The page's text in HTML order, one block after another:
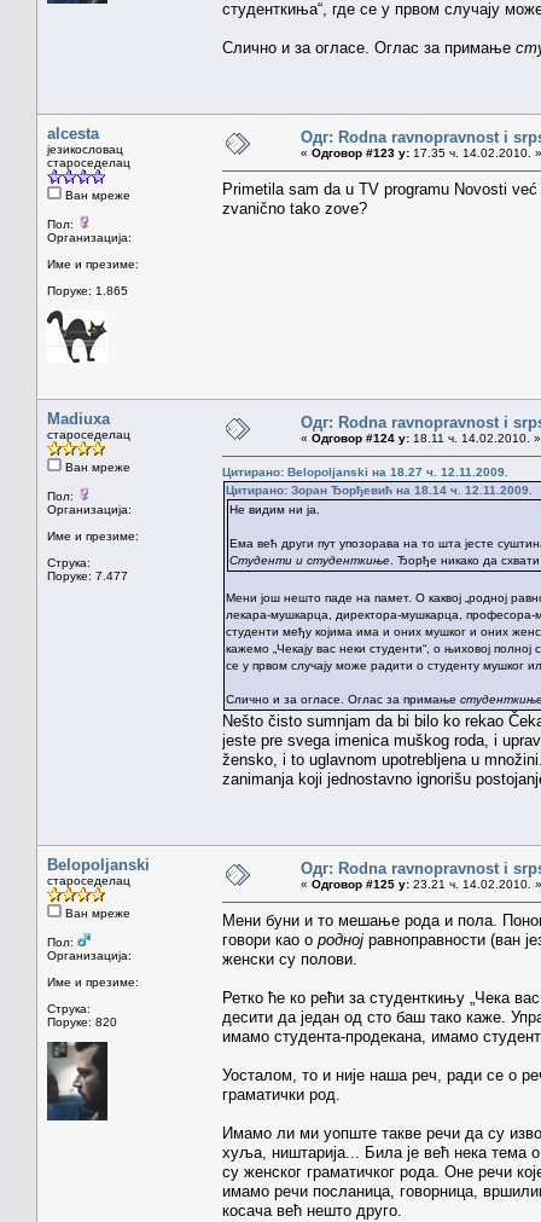
студенткиња“, где се у првом случају
Слично и за огласе. Оглас за примање
alcesta
језикословац
староседелац
Ван мреже
Пол:
Организација:
Име и презиме:
Поруке: 1.865
Одг: Rodna ravnopravnost i
« Одговор #123 у: 17.35 ч. 14.02.2010. »
Primetila sam da u TV programu Novosti
zvanično tako zove?
Madiuxa
староседелац
Ван мреже
Пол:
Организација:
Име и презиме:
Струка:
Поруке: 7.477
Одг: Rodna ravnopravnost i
« Одговор #124 у: 18.11 ч. 14.02.2010. »
Цитирано: Belopoljanski на 18.27 ч. 12.11.2009.
Цитирано: Зоран Ђорђевић на 18.14 ч. 12.11.2009.
Не видим ни ја.
Ема већ други пут упозорава на то шта јесте
Студенти и студенткиње . Ђорђе никако да
Мени још нешто паде на памет. О каквој „родној
лекара-мушкарца, директора-мушкарца, професора-
студенти међу којима има и оних мушког и оних
кажемо „Чекају вас неки студенти“, о њиховој
се у првом случају може радити о студенту мушког
Слично и за огласе. Оглас за примање
Nešto čisto sumnjam da bi bilo ko rekao
jeste pre svega imenica muškog roda, i
žensko, i to uglavnom upotrebljena u
zanimanja koji jednostavno ignorišu
Belopoljanski
староседелац
Ван мреже
Пол:
Организација:
Име и презиме:
Струка:
Поруке: 820
Одг: Rodna ravnopravnost i
« Одговор #125 у: 23.21 ч. 14.02.2010. »
Мени буни и то мешање рода и пола.
говори као о родној равноправности (ван
женски су полови.
Ретко ће ко рећи за студенткињу „Чека
десити да један од сто баш тако каже.
имамо студента-продекана, имамо
Уосталом, то и није наша реч, ради се о
граматички род.
Имамо ли ми уопште такве речи да су
хуља, ништарија... Била је већ нека тема
су женског граматичког рода. Оне речи
имамо речи посланица, говорница,
косача већ нешто друго.